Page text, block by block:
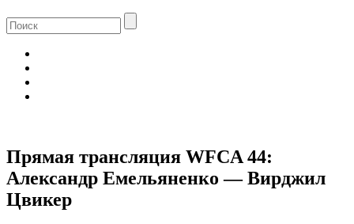
Прямая трансляция WFCA 44:
Александр Емельяненко — Вирджил
Цвикер